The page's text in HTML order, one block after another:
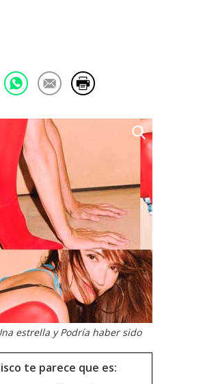
estrella y Podría haber sido
te parece que es: